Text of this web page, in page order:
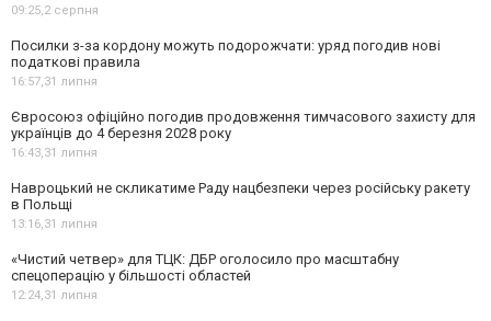
09:25,2 серпня
Посилки з-за кордону можуть подорожчати: уряд погодив нові
податкові правила
16:57,31 липня
Євросоюз офіційно погодив продовження тимчасового захисту для
українців до 4 березня 2028 року
16:43,31 липня
Навроцький не скликатиме Раду нацбезпеки через російську ракету
в Польщі
13:16,31 липня
«Чистий четвер» для ТЦК: ДБР оголосило про масштабну
спецоперацію у більшості областей
12:24,31 липня